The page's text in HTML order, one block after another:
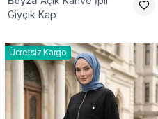
Giyçık Kap
Ücretsiz Kargo